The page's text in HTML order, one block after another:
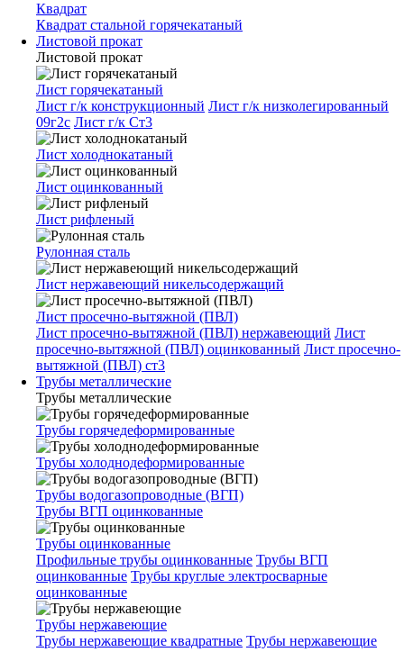
Квадрат
Квадрат стальной горячекатаный
Листовой прокат
Листовой прокат
Лист горячекатаный
Лист г/к конструкционный Лист г/к низколегированный
09г2с Лист г/к Ст3
Лист холоднокатаный
Лист оцинкованный
Лист рифленый
Рулонная сталь
Лист нержавеющий никельсодержащий
Лист просечно-вытяжной (ПВЛ)
Лист просечно-вытяжной (ПВЛ) нержавеющий Лист
просечно-вытяжной (ПВЛ) оцинкованный Лист просечно-
вытяжной (ПВЛ) ст3
Трубы металлические
Трубы металлические
Трубы горячедеформированные
Трубы холоднодеформированные
Трубы водогазопроводные (ВГП)
Трубы ВГП оцинкованные
Трубы оцинкованные
Профильные трубы оцинкованные Трубы ВГП
оцинкованные Трубы круглые электросварные
оцинкованные
Трубы нержавеющие
Трубы нержавеющие квадратные Трубы нержавеющие